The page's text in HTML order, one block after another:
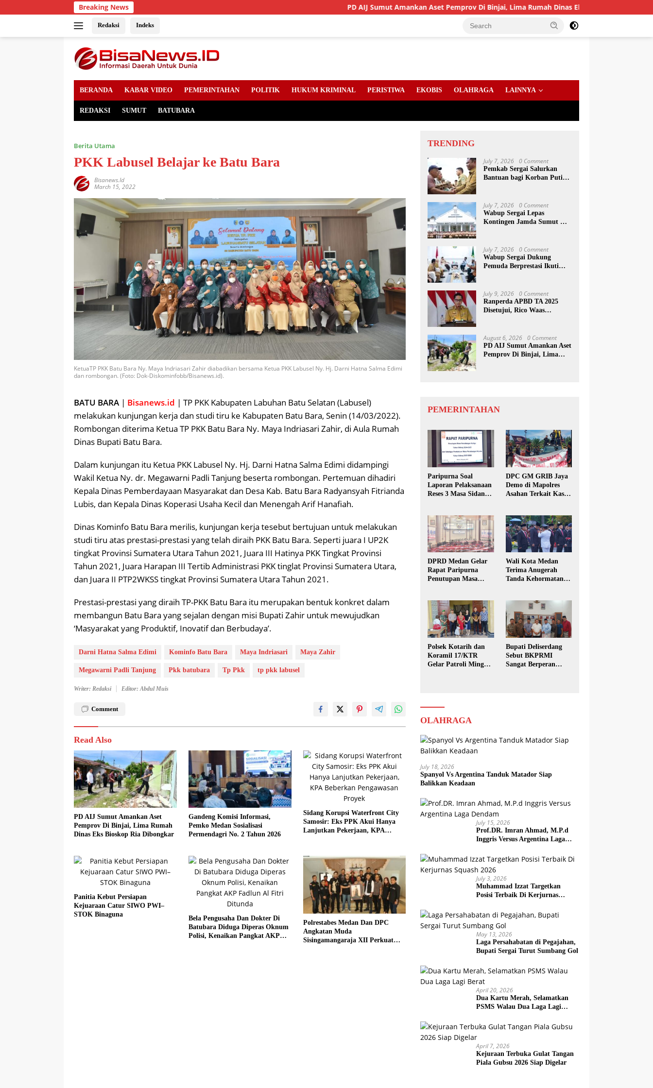
to
Breaking News PD AIJ Sumut Amankan Aset Pemprov Di Binjai, Lima Rumah Dinas Eks Bioskop Ria Dibongkar
Redaksi Indeks
BERANDA KABAR VIDEO PEMERINTAHAN POLITIK HUKUM KRIMINAL PERISTIWA EKOBIS OLAHRAGA LAINNYA
REDAKSI SUMUT BATUBARA
Berita Utama
PKK Labusel Belajar ke Batu Bara
Bisanews.id
March 15, 2022
KetuaTP PKK Batu Bara Ny. Maya Indriasari Zahir diabadikan bersama Ketua PKK Labusel Ny. Hj. Darni Hatna Salma Edimi
dan rombongan. (Foto: Dok-Diskominfobb/Bisanews.id).
BATU BARA | Bisanews.id | TP PKK Kabupaten Labuhan Batu Selatan (Labusel)
melakukan kunjungan kerja dan studi tiru ke Kabupaten Batu Bara, Senin (14/03/2022).
Rombongan diterima Ketua TP PKK Batu Bara Ny. Maya Indriasari Zahir, di Aula Rumah
Dinas Bupati Batu Bara.
Dalam kunjungan itu Ketua PKK Labusel Ny. Hj. Darni Hatna Salma Edimi didampingi
Wakil Ketua Ny. dr. Megawarni Padli Tanjung beserta rombongan. Pertemuan dihadiri
Kepala Dinas Pemberdayaan Masyarakat dan Desa Kab. Batu Bara Radyansyah Fitrianda
Lubis, dan Kepala Dinas Koperasi Usaha Kecil dan Menengah Arif Hanafiah.
Dinas Kominfo Batu Bara merilis, kunjungan kerja tesebut bertujuan untuk melakukan
studi tiru atas prestasi-prestasi yang telah diraih PKK Batu Bara. Seperti juara I UP2K
tingkat Provinsi Sumatera Utara Tahun 2021, Juara III Hatinya PKK Tingkat Provinsi
Tahun 2021, Juara Harapan III Tertib Administrasi PKK tinglat Provinsi Sumatera Utara,
dan Juara II PTP2WKSS tingkat Provinsi Sumatera Utara Tahun 2021.
Prestasi-prestasi yang diraih TP-PKK Batu Bara itu merupakan bentuk konkret dalam
membangun Batu Bara yang sejalan dengan misi Bupati Zahir untuk mewujudkan
‘Masyarakat yang Produktif, Inovatif dan Berbudaya’.
Darni Hatna Salma Edimi Kominfo Batu Bara Maya Indriasari Maya Zahir
Megawarni Padli Tanjung Pkk batubara Tp Pkk tp pkk labusel
Writer: Redaksi Editor: Abdul Muis
Comment
Read Also
PD AIJ Sumut Amankan Aset
Pemprov Di Binjai, Lima Rumah
Dinas Eks Bioskop Ria Dibongkar
Gandeng Komisi Informasi,
Pemko Medan Sosialisasi
Permendagri No. 2 Tahun 2026
Sidang Korupsi Waterfront City
Samosir: Eks PPK Akui Hanya
Lanjutkan Pekerjaan, KPA
Panitia Kebut Persiapan
Kejuaraan Catur SIWO PWI–
STOK Binaguna
Bela Pengusaha Dan Dokter Di
Batubara Diduga Diperas Oknum
Polisi, Kenaikan Pangkat AKP
Polrestabes Medan Dan DPC
Angkatan Muda
Sisingamangaraja XII Perkuat
TRENDING
July 7, 2026 0 Comment
Pemkab Sergai Salurkan
Bantuan bagi Korban Puting
July 7, 2026 0 Comment
Wabup Sergai Lepas
Kontingen Jamda Sumut XI,
July 7, 2026 0 Comment
Wabup Sergai Dukung
Pemuda Berprestasi Ikuti
July 9, 2026 0 Comment
Ranperda APBD TA 2025
Disetujui, Rico Waas
August 6, 2026 0 Comment
PD AIJ Sumut Amankan Aset
Pemprov Di Binjai, Lima
PEMERINTAHAN
Paripurna Soal
Laporan Pelaksanaan
Reses 3 Masa Sidang
DPC GM GRIB Jaya
Demo di Mapolres
Asahan Terkait Kasus
DPRD Medan Gelar
Rapat Paripurna
Penutupan Masa
Wali Kota Medan
Terima Anugerah
Tanda Kehormatan
Polsek Kotarih dan
Koramil 17/KTR
Gelar Patroli Minggu
Bupati Deliserdang
Sebut BKPRMI
Sangat Berperan
OLAHRAGA
July 18, 2026
Spanyol Vs Argentina Tanduk Matador Siap
Balikkan Keadaan
July 15, 2026
Prof.DR. Imran Ahmad, M.P.d
Inggris Versus Argentina Laga
July 3, 2026
Muhammad Izzat Targetkan
Posisi Terbaik Di Kerjurnas
May 13, 2026
Laga Persahabatan di Pegajahan,
Bupati Sergai Turut Sumbang Gol
April 20, 2026
Dua Kartu Merah, Selamatkan
PSMS Walau Dua Laga Lagi
April 7, 2026
Kejuraan Terbuka Gulat Tangan
Piala Gubsu 2026 Siap Digelar